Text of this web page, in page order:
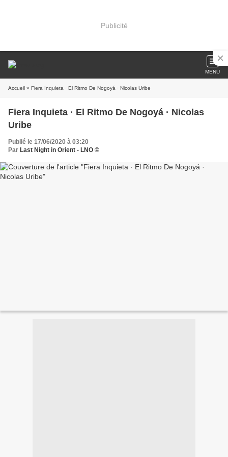
Publicité
MENU
Accueil » Fiera Inquieta · El Ritmo De Nogoyá · Nicolas Uribe
Fiera Inquieta · El Ritmo De Nogoyá · Nicolas
Uribe
Publié le 17/06/2020 à 03:20
Par Last Night in Orient - LNO ©